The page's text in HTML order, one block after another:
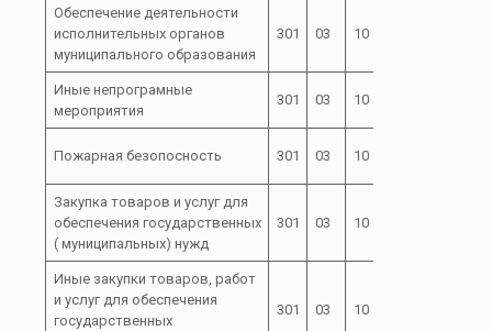
Обеспечение деятельности
исполнительных органов
муниципального образования
301 03 10
Иные непрограмные
мероприятия
301 03 10
Пожарная безопосность 301 03 10
Закупка товаров и услуг для
обеспечения государственных
( муниципальных) нужд
301 03 10
Иные закупки товаров, работ
и услуг для обеспечения
государственных
301 03 10